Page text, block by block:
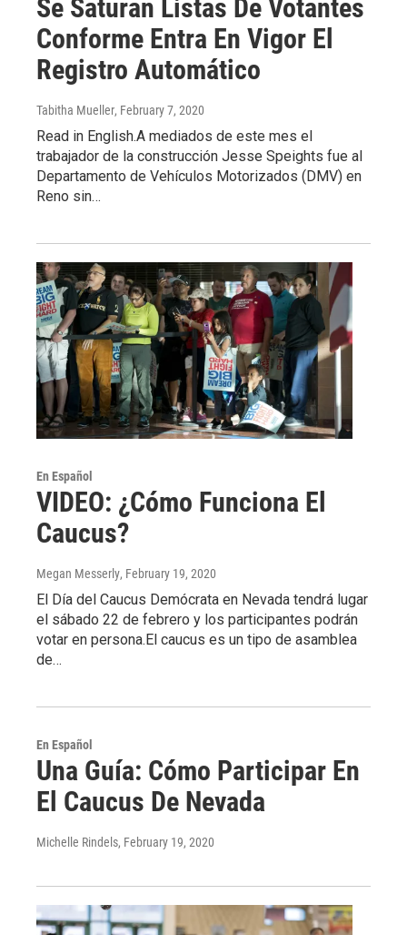
Se Saturan Listas De Votantes
Conforme Entra En Vigor El
Registro Automático
Tabitha Mueller, February 7, 2020
Read in English.A mediados de este mes el
trabajador de la construcción Jesse Speights fue al
Departamento de Vehículos Motorizados (DMV) en
Reno sin…
En Español
VIDEO: ¿Cómo Funciona El
Caucus?
Megan Messerly, February 19, 2020
El Día del Caucus Demócrata en Nevada tendrá lugar
el sábado 22 de febrero y los participantes podrán
votar en persona.El caucus es un tipo de asamblea
de…
En Español
Una Guía: Cómo Participar En
El Caucus De Nevada
Michelle Rindels, February 19, 2020